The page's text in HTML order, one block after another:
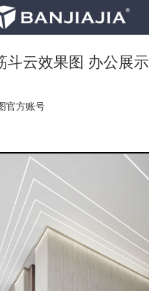
斗云效果图 办公展示
官方账号